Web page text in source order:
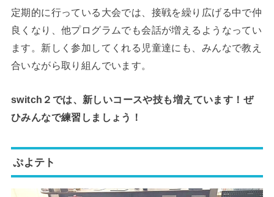
定期的に行っている大会では、接戦を繰り広げる中で仲
良くなり、他プログラムでも会話が増えるようなってい
ます。新しく参加してくれる児童達にも、みんなで教え
合いながら取り組んでいます。
switch２では、新しいコースや技も増えています！ぜ
ひみんなで練習しましょう！
ぷよテト